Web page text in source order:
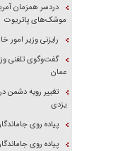
دردسر همزمان
موشک‌های پاتریوت
رایزنی وزیر امور
گفت‌وگوی تلفنی
عمان
تغییر رویه دشمن
یزدی
پیاده روی
پیاده روی